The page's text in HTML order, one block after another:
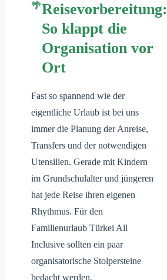
Reisevorbereitung:
So klappt die
Organisation vor
Ort
Fast so spannend wie der
eigentliche Urlaub ist bei uns
immer die Planung der Anreise,
Transfers und der notwendigen
Utensilien. Gerade mit Kindern
im Grundschulalter und jüngeren
hat jede Reise ihren eigenen
Rhythmus. Für den
Familienurlaub Türkei All
Inclusive sollten ein paar
organisatorische Stolpersteine
bedacht werden.